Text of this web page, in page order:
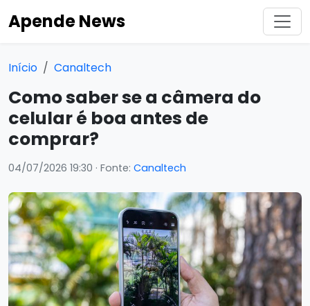
Apende News
Início Canaltech
Como saber se a câmera do
celular é boa antes de
comprar?
04/07/2026 19:30 · Fonte: Canaltech